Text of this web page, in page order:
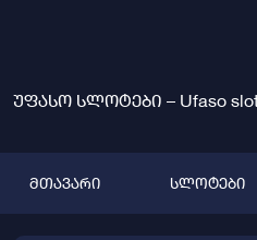
უფასო სლოტები – Ufaso
მთავარი სლოტები